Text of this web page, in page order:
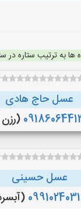
ها به ترتیب ستاره
عسل حاج هادی
عسل حسینی